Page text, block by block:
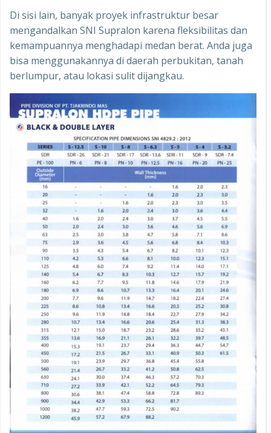
Di sisi lain, banyak proyek infrastruktur besar
mengandalkan SNI Supralon karena fleksibilitas dan
kemampuannya menghadapi medan berat. Anda juga
bisa menggunakannya di daerah perbukitan, tanah
berlumpur, atau lokasi sulit dijangkau.